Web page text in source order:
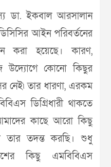
ডা. ইকবাল আরসালান
আইন পরিবর্তনের
করা হয়েছে। কারণ,
উদ্যোগে কোনো কিছুর
নেই৷ তার ধারণা, এরকম
ডিগ্রিধারী থাকতে
কাছে আরো কিছু
তদন্ত করছি। শুধু
কিছু এমবিবিএস